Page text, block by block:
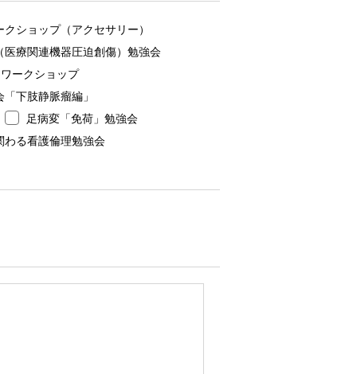
人情報に関する機密保持契約を
を防止するため、合理的な安全
たは代理人であることを確認し
ショップ（アクセサリー）
医療関連機器圧迫創傷）勉強会
ークショップ
下肢静脈瘤編」
足病変「免荷」勉強会
わる看護倫理勉強会